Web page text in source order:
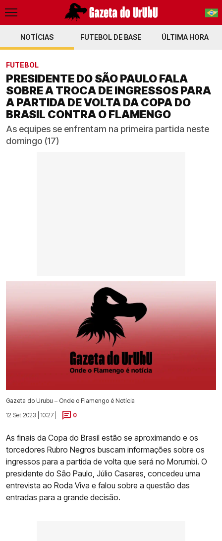
PT-BR
NOTÍCIAS FUTEBOL DE BASE ÚLTIMA HORA
FUTEBOL
PRESIDENTE DO SÃO PAULO FALA
SOBRE A TROCA DE INGRESSOS PARA
A PARTIDA DE VOLTA DA COPA DO
BRASIL CONTRA O FLAMENGO
As equipes se enfrentam na primeira partida neste
domingo (17)
Gazeta do Urubu – Onde o Flamengo é Notícia
12 Set 2023 | 10:27 |
0
As finais da Copa do Brasil estão se aproximando e os
torcedores Rubro Negros buscam informações sobre os
ingressos para a partida de volta que será no Morumbi. O
presidente do São Paulo, Júlio Casares, concedeu uma
entrevista ao Roda Viva e falou sobre a questão das
entradas para a grande decisão.